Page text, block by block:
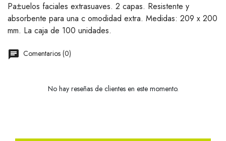
Pa±uelos faciales extrasuaves. 2 capas. Resistente y
absorbente para una c omodidad extra. Medidas: 209 x 200
mm. La caja de 100 unidades.
Comentarios (0)
No hay reseñas de clientes en este momento.